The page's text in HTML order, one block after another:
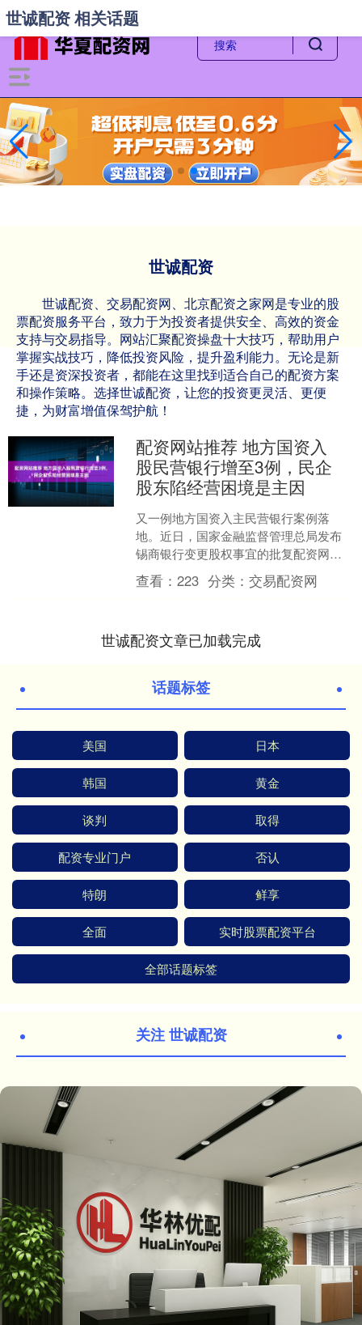
-->
世诚配资
世诚配资、交易配资网、北京配资之家网是专业的股
票配资服务平台，致力于为投资者提供安全、高效的资金
支持与交易指导。网站汇聚配资操盘十大技巧，帮助用户
掌握实战技巧，降低投资风险，提升盈利能力。无论是新
手还是资深投资者，都能在这里找到适合自己的配资方案
和操作策略。选择世诚配资，让您的投资更灵活、更便
捷，为财富增值保驾护航！
世诚配资 相关话题
配资网站推荐 地方国资入
股民营银行增至3例，民企
股东陷经营困境是主因
又一例地方国资入主民营银行案例落
地。近日，国家金融监督管理总局发布
锡商银行变更股权事宜的批复配资网站
推荐，同意无锡市国联发展（集团）有
限公司（下称国联集团）受让....
查看：223 分类：交易配资网
世诚配资文章已加载完成
话题标签
美国 日本
韩国 黄金
谈判 取得
配资专业门户 否认
特朗 鲜享
全面 实时股票配资平台
全部话题标签
关注 世诚配资